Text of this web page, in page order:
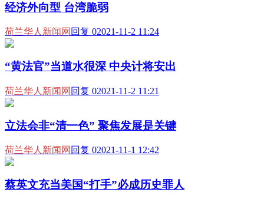
经济外向型 台湾脆弱
荷兰华人新闻网 回复 02021-11-2 11:24
“黄法官”当道水很深 中央计将安出
荷兰华人新闻网 回复 02021-11-2 11:21
立法会非“清一色” 聚焦发展是关键
荷兰华人新闻网 回复 02021-11-1 12:42
蔡英文充当美国“打手”必成历史罪人